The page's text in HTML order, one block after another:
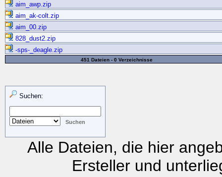
aim_awp.zip
aim_ak-colt.zip
aim_00.zip
828_dust2.zip
-sps-_deagle.zip
451 Dateien - 0 Verzeichnisse
Suchen:
Alle Dateien, die hier
Ersteller und